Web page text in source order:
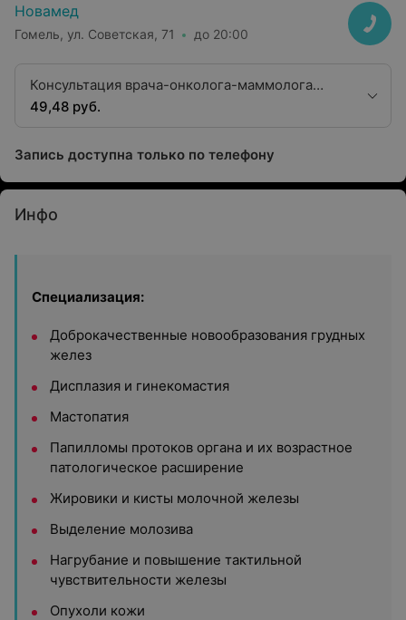
Новамед
Гомель, ул. Советская, 71 до 20:00
Консультация врача-онколога-маммолога
высшей квалификационной категории
49,48 руб.
Запись доступна только по телефону
Инфо
Специализация:
Доброкачественные новообразования грудных
желез
Дисплазия и гинекомастия
Мастопатия
Папилломы протоков органа и их возрастное
патологическое расширение
Жировики и кисты молочной железы
Выделение молозива
Нагрубание и повышение тактильной
чувствительности железы
Опухоли кожи